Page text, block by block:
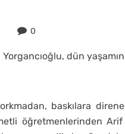
0
Yorgancıoğlu, dün
baskılara
öğretmenlerinden